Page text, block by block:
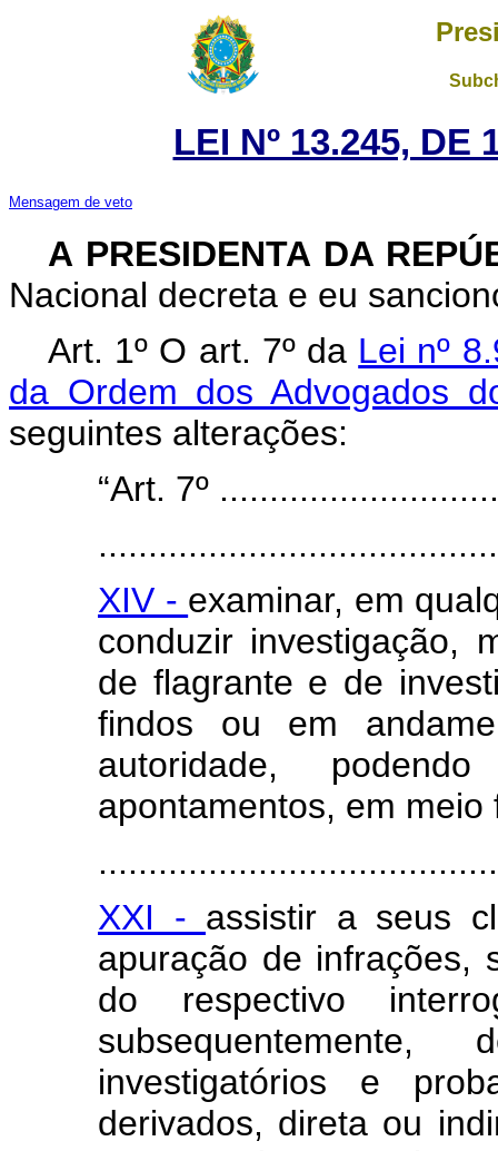
LEI Nº 13.245, DE
Mensagem de veto
A PRESIDENTA DA
Nacional decreta e eu
Art. 1º O art. 7º da Lei nº
da Ordem dos Advogados
seguintes alterações:
“Art. 7º
XIV - examinar, em
conduzir investigação,
de flagrante e de
findos ou em
autoridade,
apontamentos, em meio
XXI - assistir a seus
apuração de infrações,
do respectivo
investigatórios e
derivados, direta ou